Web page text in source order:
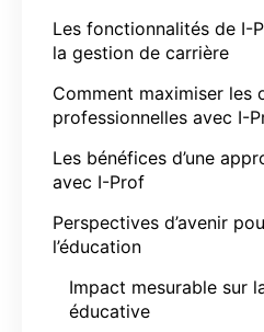
Les fonctionnalités de I-
la gestion de carrière
Comment maximiser les
professionnelles avec I-
Les bénéfices d’une
avec I-Prof
Perspectives d’avenir
l’éducation
Impact mesurable sur
éducative